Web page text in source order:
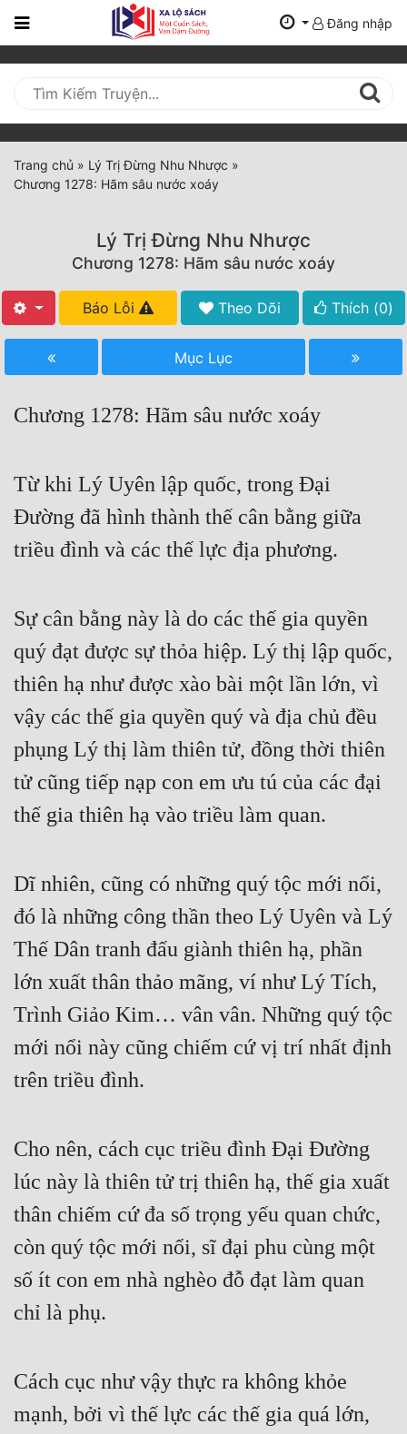
Trang
Mới
Cập
Nhật
(current)
Tất Cả
Hoàn Thành
Truyện Convert
Truyện Dịch
Truyện ngắn
Xa Lộ Dịch
Cung Đấu
Cạnh Kỹ
Cổ Tiên Hiệp
Cổ Đại
Dị Năng
Gia Đấu
Góc Nhìn Nam
Góc Nhìn Nữ
Huyền Nghi
Huyền Ảo
Hài Hước
Hệ Thống
Khoa Huyễn Không Gian
Kinh Dị
Đăng nhập
Trang chủ » Lý Trị Đừng Nhu Nhược »
Chương 1278: Hãm sâu nước xoáy
Lý Trị Đừng Nhu Nhược
Chương 1278: Hãm sâu nước xoáy
Báo Lỗi Theo Dõi Thích (0)
Mục Lục
Chương 1278: Hãm sâu nước xoáy
Từ khi Lý Uyên lập quốc, trong Đại
Đường đã hình thành thế cân bằng giữa
triều đình và các thế lực địa phương.
Sự cân bằng này là do các thế gia quyền
quý đạt được sự thỏa hiệp. Lý thị lập quốc,
thiên hạ như được xào bài một lần lớn, vì
vậy các thế gia quyền quý và địa chủ đều
phụng Lý thị làm thiên tử, đồng thời thiên
tử cũng tiếp nạp con em ưu tú của các đại
thế gia thiên hạ vào triều làm quan.
Dĩ nhiên, cũng có những quý tộc mới nổi,
đó là những công thần theo Lý Uyên và Lý
Thế Dân tranh đấu giành thiên hạ, phần
lớn xuất thân thảo mãng, ví như Lý Tích,
Trình Giảo Kim… vân vân. Những quý tộc
mới nổi này cũng chiếm cứ vị trí nhất định
trên triều đình.
Cho nên, cách cục triều đình Đại Đường
lúc này là thiên tử trị thiên hạ, thế gia xuất
thân chiếm cứ đa số trọng yếu quan chức,
còn quý tộc mới nổi, sĩ đại phu cùng một
số ít con em nhà nghèo đỗ đạt làm quan
chỉ là phụ.
Cách cục như vậy thực ra không khỏe
mạnh, bởi vì thế lực các thế gia quá lớn,